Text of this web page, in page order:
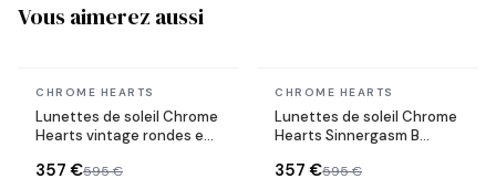
Vous aimerez aussi
En stock
CHROME HEARTS
Lunettes de soleil Chrome
Hearts vintage rondes en
357 €595 €
En stock
CHROME HEARTS
Lunettes de soleil Chrome
Hearts Sinnergasm B
357 €595 €